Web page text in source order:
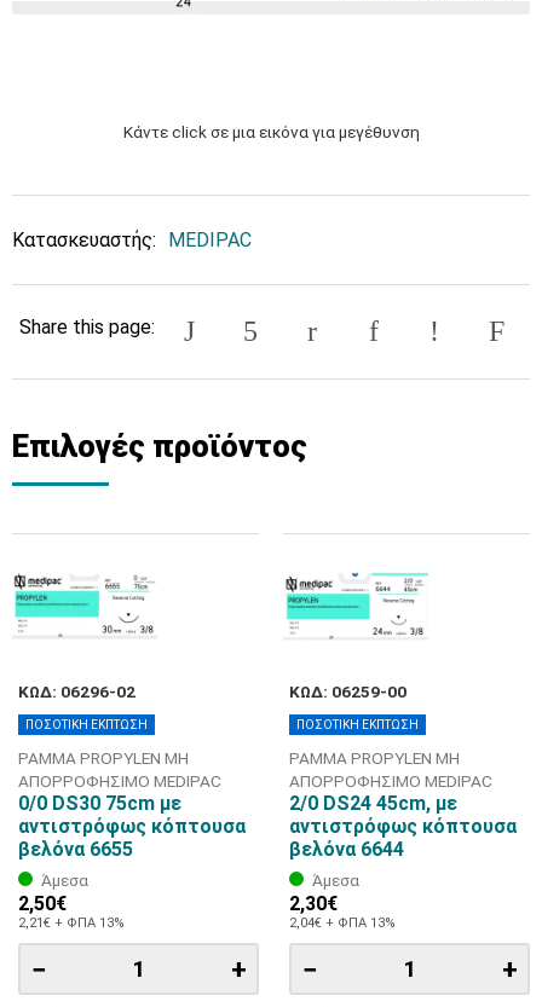
Κάντε click σε μια εικόνα για μεγέθυνση
Κατασκευαστής: MEDIPAC
Share this page:
Επιλογές προϊόντος
ΚΩΔ: 06296-02
ΠΟΣΟΤΙΚΗ ΕΚΠΤΩΣΗ
ΡΑΜΜΑ PROPYLEN ΜΗ
ΑΠΟΡΡΟΦΗΣΙΜΟ MEDIPAC
0/0 DS30 75cm με
αντιστρόφως κόπτουσα
βελόνα 6655
Άμεσα
2,50€
2,21€ + ΦΠΑ 13%
− +
ΚΩΔ: 06259-00
ΠΟΣΟΤΙΚΗ ΕΚΠΤΩΣΗ
ΡΑΜΜΑ PROPYLEN ΜΗ
ΑΠΟΡΡΟΦΗΣΙΜΟ MEDIPAC
2/0 DS24 45cm, με
αντιστρόφως κόπτουσα
βελόνα 6644
Άμεσα
2,30€
2,04€ + ΦΠΑ 13%
− +